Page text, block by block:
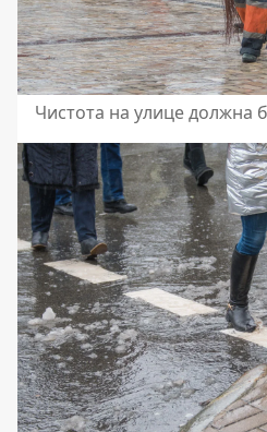
Чистота на улице должна